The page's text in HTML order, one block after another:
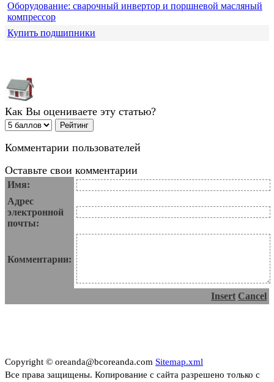
Оборудование: сварочный инвертор и поршневой масляный
компрессор
Купить подшипники
Как Вы оцениваете эту статью?
Комментарии пользователей
Оставьте свои комментарии
Имя:
Адрес
электронной
почты:
Комментарии:
Insert Cancel
Copyright © oreanda@bcoreanda.com Sitemap.xml
Все права защищены. Копирование с сайта разрешено только с